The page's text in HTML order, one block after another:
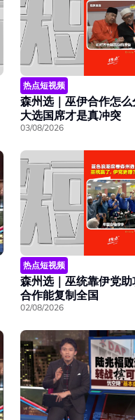
热点短视频
森州选｜巫伊合作怎
大选国席才是真冲突
03/08/2026
热点短视频
森州选｜巫统靠伊党
合作能复制全国
02/08/2026